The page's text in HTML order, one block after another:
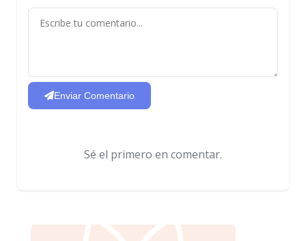
Enviar Comentario
Sé el primero en comentar.